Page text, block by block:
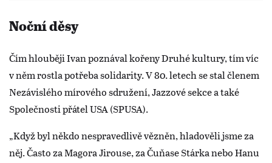
Noční děsy
Čím hlouběji Ivan poznával kořeny Druhé kultury, tím víc
v něm rostla potřeba solidarity. V 80. letech se stal členem
Nezávislého mírového sdružení, Jazzové sekce a také
Společnosti přátel USA (SPUSA).
„Když byl někdo nespravedlivě vězněn, hladověli jsme za
něj. Často za Magora Jirouse, za Čuňase Stárka nebo Hanu